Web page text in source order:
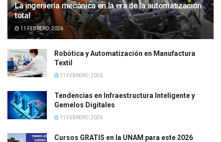
La ingeniería mecánica en la era de la automatización
total
11 FEBRERO, 2026
Robótica y Automatización en Manufactura
Textil
11 FEBRERO, 2026
Tendencias en Infraestructura Inteligente y
Gemelos Digitales
11 FEBRERO, 2026
Cursos GRATIS en la UNAM para este 2026